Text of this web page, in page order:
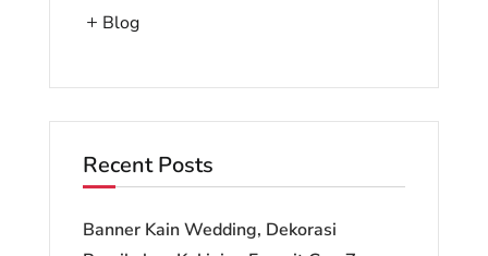
Blog
Recent Posts
Banner Kain Wedding, Dekorasi